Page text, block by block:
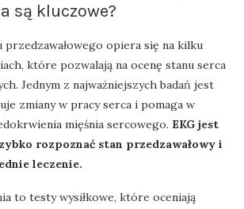
są kluczowe?
przedzawałowego opiera się na kilku
które pozwalają na ocenę stanu serca
Jednym z najważniejszych badań jest
zmiany w pracy serca i pomaga w
mięśnia sercowego. EKG jest
rozpoznać stan przedzawałowy i
leczenie.
to testy wysiłkowe, które oceniają